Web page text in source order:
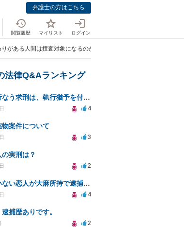
弁護士の方はこちら
閲覧履歴 マイリスト ログイン
がある人間は捜査対象になるのか」
法律Q&Aランキング
検察側の行なう求刑は、執行猶予を付してはならないのですか？
4
案件について
3
実刑は？
2
同棲していない恋人が大麻所持で逮捕された際の家宅捜査の可能性
4
捕歴ありです。
2